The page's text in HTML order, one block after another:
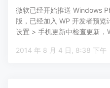
微软已经开始推送 Windows
版，已经加入 WP 开发者预
设置 > 手机更新中检查更新
2014 年 8 月 4 日, 8:38 下午